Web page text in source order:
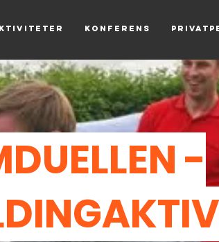
Konferens
-